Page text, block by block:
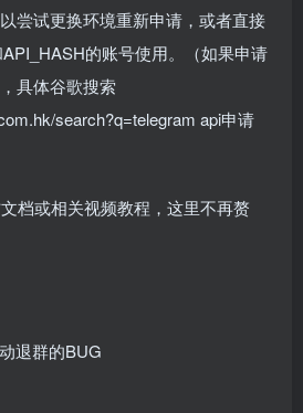
尝试更换环境重新申请，或者直接
的账号使用。（如果申请
具体谷歌搜索
search?q=telegram api申请
档或相关视频教程，这里不再赘
退群的BUG